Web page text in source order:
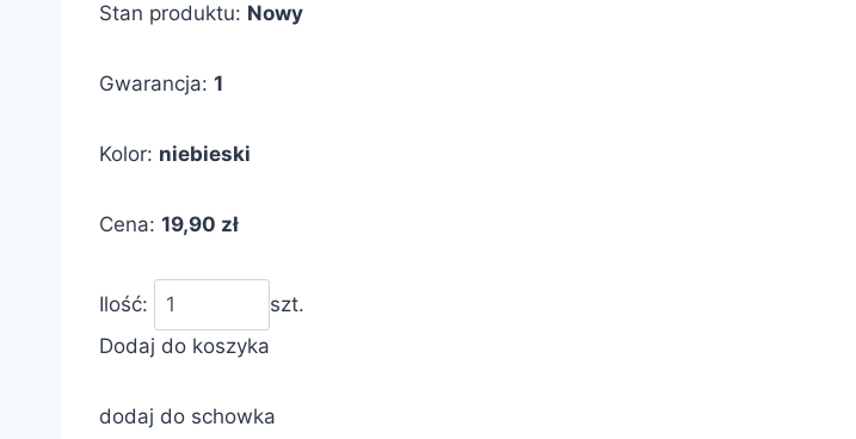
Stan produktu: Nowy
Gwarancja: 1
Kolor: niebieski
Cena: 19,90 zł
Ilość:
szt.
Dodaj do koszyka
dodaj do schowka